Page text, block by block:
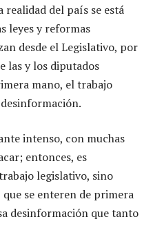
del país se está
leyes y reformas
desde el Legislativo, por
las y los diputados
mano, el trabajo
intenso, con muchas
entonces, es
legislativo, sino
se enteren de primera
desinformación que tanto